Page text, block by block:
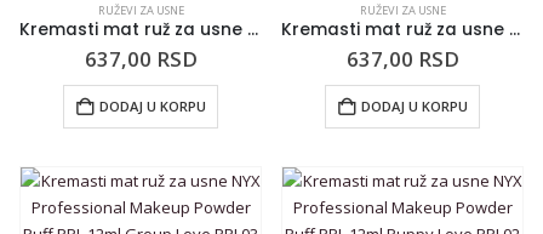
RUŽEVI ZA USNE
Kremasti mat ruž za usne NYX Professional Makeup Powder Puff PPL 12ml Pop Quiz PPL06
637,00 RSD
DODAJ U KORPU
RUŽEVI ZA USNE
Kremasti mat ruž za usne NYX Professional Makeup Powder Puff PPL 12ml Teenage Dream PPL05
637,00 RSD
DODAJ U KORPU